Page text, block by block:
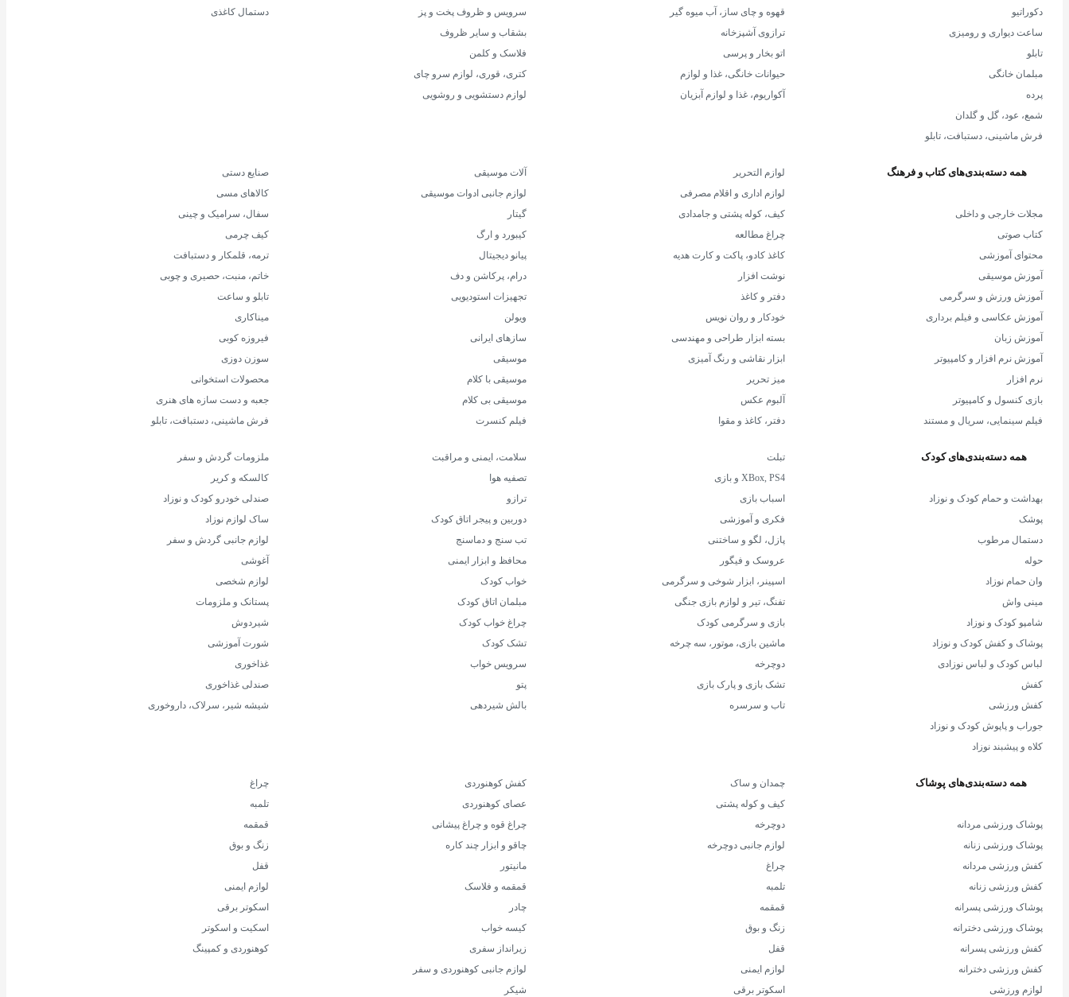
دکوراتیو
ساعت دیواری و رومیزی
تابلو
مبلمان خانگی
پرده
شمع، عود، گل و گلدان
فرش ماشینی، دستبافت، تابلو
قهوه و چای ساز، آب میوه گیر
ترازوی آشپزخانه
اتو بخار و پرسی
حیوانات خانگی، غذا و لوازم
آکواریوم، غذا و لوازم آبزیان
سرویس و ظروف پخت و پز
بشقاب و سایر ظروف
فلاسک و کلمن
کتری، قوری، لوازم سرو چای
لوازم دستشویی و روشویی
دستمال کاغذی
همه دسته‌بندی‌های کتاب و فرهنگ
مجلات خارجی و داخلی
کتاب صوتی
محتوای آموزشی
آموزش موسیقی
آموزش ورزش و سرگرمی
آموزش عکاسی و فیلم برداری
آموزش زبان
آموزش نرم افزار و کامپیوتر
نرم افزار
بازی کنسول و کامپیوتر
فیلم سینمایی، سریال و مستند
لوازم التحریر
لوازم اداری و اقلام مصرفی
کیف، کوله پشتی و جامدادی
چراغ مطالعه
کاغذ کادو، پاکت و کارت هدیه
نوشت افزار
دفتر و کاغذ
خودکار و روان نویس
بسته ابزار طراحی و مهندسی
ابزار نقاشی و رنگ آمیزی
میز تحریر
آلبوم عکس
دفتر، کاغذ و مقوا
آلات موسیقی
لوازم جانبی ادوات موسیقی
گیتار
کیبورد و ارگ
پیانو دیجیتال
درام، پرکاشن و دف
تجهیزات استودیویی
ویولن
سازهای ایرانی
موسیقی
موسیقی با کلام
موسیقی بی کلام
فیلم کنسرت
صنایع دستی
کالاهای مسی
سفال، سرامیک و چینی
کیف چرمی
ترمه،‌ قلمکار و دستبافت
خاتم، منبت، حصیری و چوبی
تابلو و ساعت
میناکاری
فیروزه کوبی
سوزن دوزی
محصولات استخوانی
جعبه و دست سازه های هنری
فرش ماشینی، دستبافت، تابلو
همه دسته‌بندی‌های کودک
بهداشت و حمام کودک و نوزاد
پوشک
دستمال مرطوب
حوله
وان حمام نوزاد
مینی واش
شامپو کودک و نوزاد
پوشاک و کفش کودک و نوزاد
لباس کودک و لباس نوزادی
کفش
کفش ورزشی
جوراب و پاپوش کودک و نوزاد
کلاه و پیشبند نوزاد
تبلت
XBox, PS4 و بازی
اسباب بازی
فکری و آموزشی
پازل، لگو و ساختنی
عروسک و فیگور
اسپینر، ابزار شوخی و سرگرمی
تفنگ، تیر و لوازم بازی جنگی
بازی و سرگرمی کودک
ماشین بازی، موتور، سه چرخه
دوچرخه
تشک بازی و پارک بازی
تاب و سرسره
سلامت، ایمنی و مراقبت
تصفیه هوا
ترازو
دوربین و پیجر اتاق کودک
تب سنج و دماسنج
محافظ و ابزار ایمنی
خواب کودک
مبلمان اتاق کودک
چراغ خواب کودک
تشک کودک
سرویس خواب
پتو
بالش شیردهی
ملزومات گردش و سفر
کالسکه و کریر
صندلی خودرو کودک و نوزاد
ساک لوازم نوزاد
لوازم جانبی گردش و سفر
آغوشی
لوازم شخصی
پستانک و ملزومات
شیردوش
شورت آموزشی
غذاخوری
صندلی غذاخوری
شیشه شیر، سرلاک، داروخوری
همه دسته‌بندی‌های پوشاک
پوشاک ورزشی مردانه
پوشاک ورزشی زنانه
کفش ورزشی مردانه
کفش ورزشی زنانه
پوشاک ورزشی پسرانه
پوشاک ورزشی دخترانه
کفش ورزشی پسرانه
کفش ورزشی دخترانه
لوازم ورزشی
چمدان و ساک
کیف و کوله پشتی
دوچرخه
لوازم جانبی دوچرخه
چراغ
تلمبه
قمقمه
زنگ و بوق
قفل
لوازم ایمنی
اسکوتر برقی
کفش کوهنوردی
عصای کوهنوردی
چراغ قوه و چراغ پیشانی
چاقو و ابزار چند کاره
مانیتور
قمقمه و فلاسک
چادر
کیسه خواب
زیرانداز سفری
لوازم جانبی کوهنوردی و سفر
شیکر
چراغ
تلمبه
قمقمه
زنگ و بوق
قفل
لوازم ایمنی
اسکوتر برقی
اسکیت و اسکوتر
کوهنوردی و کمپینگ